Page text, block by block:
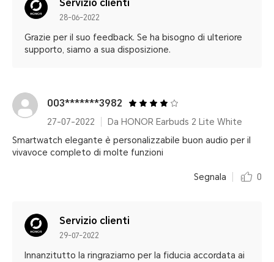
Servizio clienti
28-06-2022
Grazie per il suo feedback. Se ha bisogno di ulteriore
supporto, siamo a sua disposizione.
003*******3982
27-07-2022
Da HONOR Earbuds 2 Lite White
Smartwatch elegante è personalizzabile buon audio per il
vivavoce completo di molte funzioni
Segnala 0
Servizio clienti
29-07-2022
Innanzitutto la ringraziamo per la fiducia accordata ai